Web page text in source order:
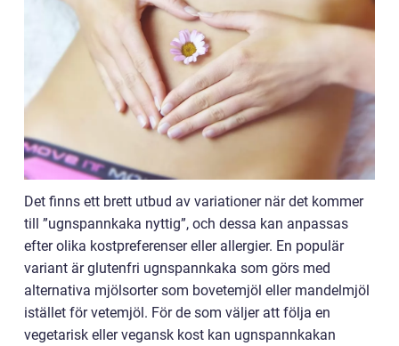
Det finns ett brett utbud av variationer när det kommer
till ”ugnspannkaka nyttig”, och dessa kan anpassas
efter olika kostpreferenser eller allergier. En populär
variant är glutenfri ugnspannkaka som görs med
alternativa mjölsorter som bovetemjöl eller mandelmjöl
istället för vetemjöl. För de som väljer att följa en
vegetarisk eller vegansk kost kan ugnspannkakan